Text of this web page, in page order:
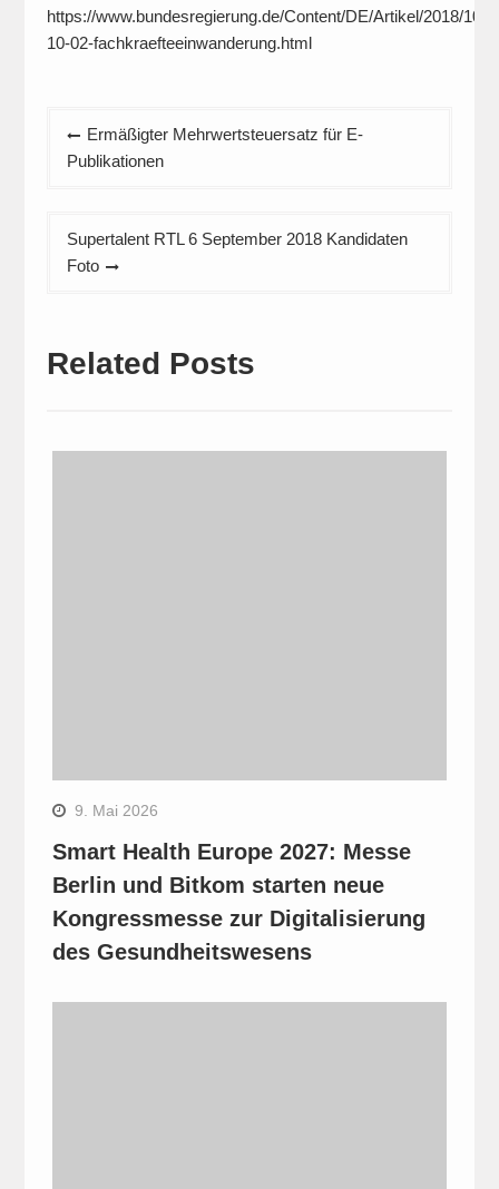
https://www.bundesregierung.de/Content/DE/Artikel/2018/10/
10-02-fachkraefteeinwanderung.html
Beitragsnavigation
Ermäßigter Mehrwertsteuersatz für E-
Publikationen
Supertalent RTL 6 September 2018 Kandidaten
Foto
Related Posts
9. Mai 2026
Smart Health Europe 2027: Messe
Berlin und Bitkom starten neue
Kongressmesse zur Digitalisierung
des Gesundheitswesens